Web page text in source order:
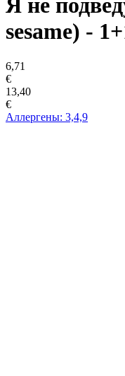
Я не
sesame) -
6,71
€
13,40
€
Аллергены: 3,4,9